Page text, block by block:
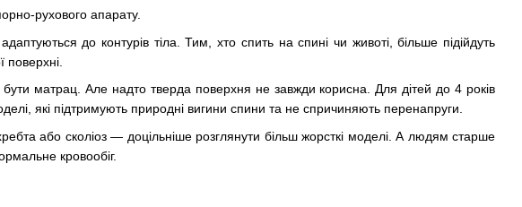
рухового апарату.
до контурів тіла. Тим, хто спить на спині чи животі, більше підійдуть
поверхні.
матрац. Але надто тверда поверхня не завжди корисна. Для дітей до 4 років
які підтримують природні вигини спини та не спричиняють перенапруги.
або сколіоз — доцільніше розглянути більш жорсткі моделі. А людям старше
кровообіг.